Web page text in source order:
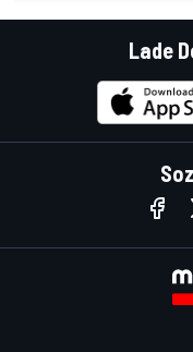
Lade